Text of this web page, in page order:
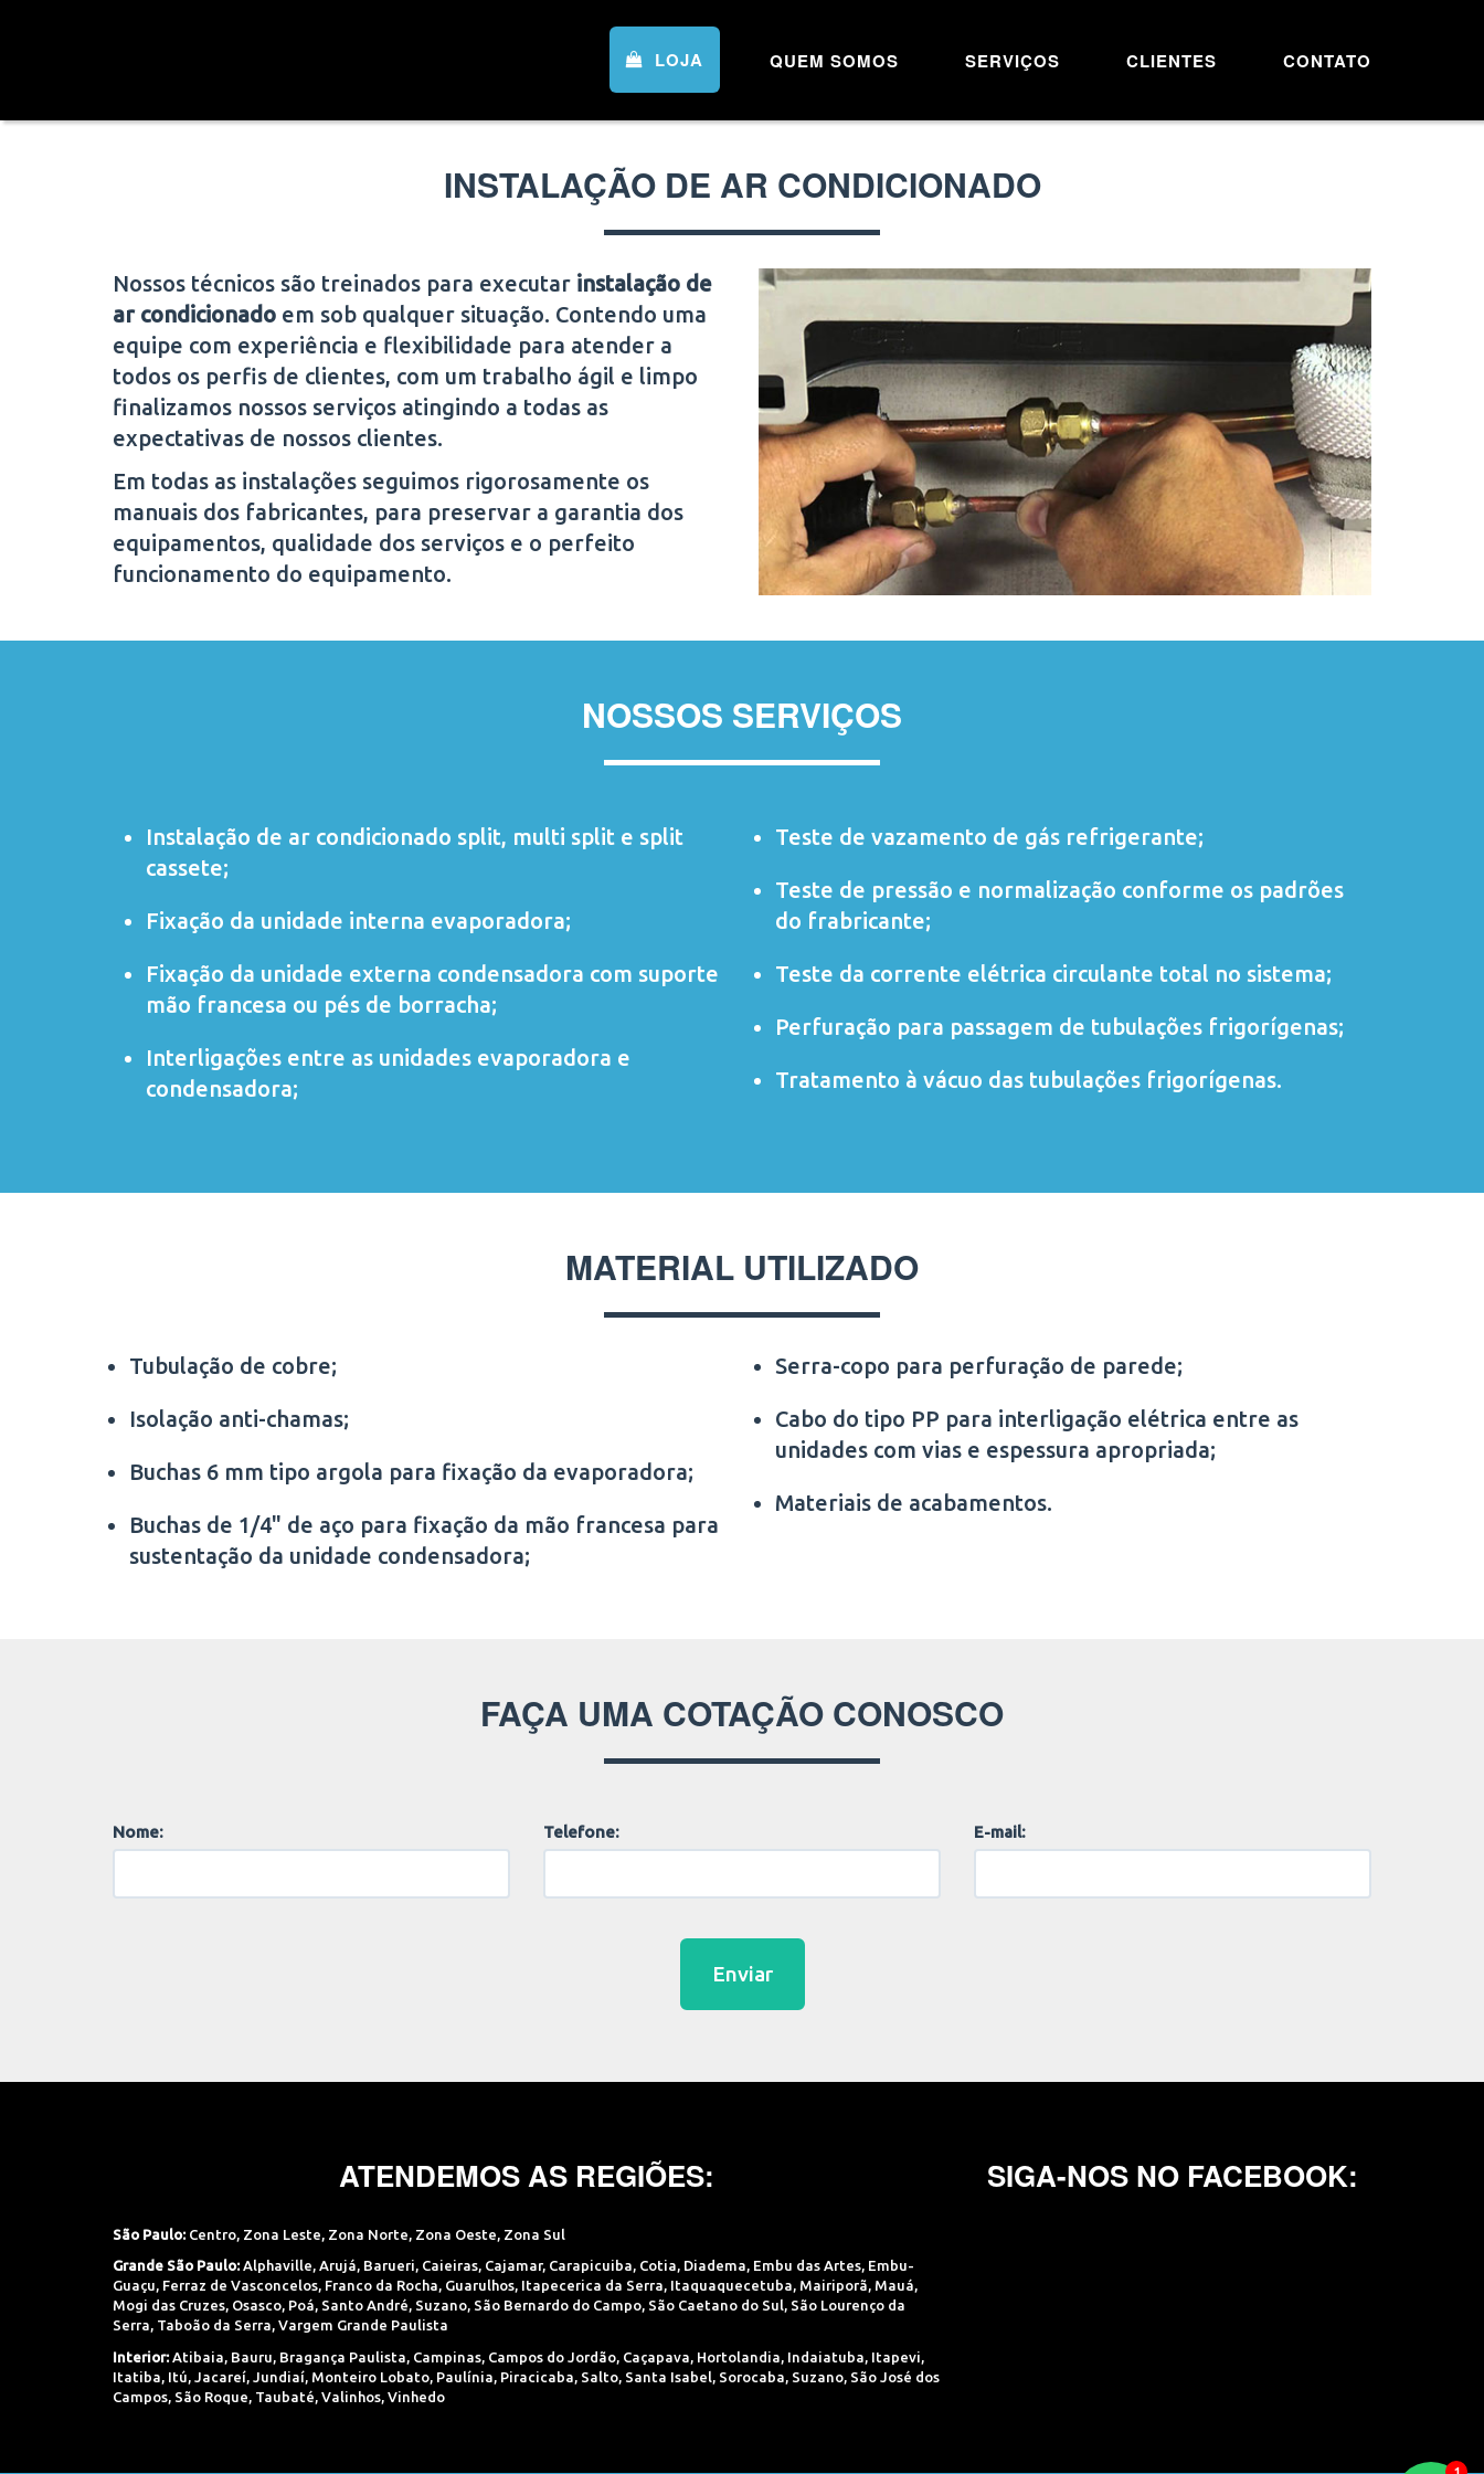
LOJA QUEM SOMOS SERVIÇOS CLIENTES CONTATO
INSTALAÇÃO DE AR CONDICIONADO
Nossos técnicos são treinados para executar instalação de
ar condicionado em sob qualquer situação. Contendo uma
equipe com experiência e flexibilidade para atender a
todos os perfis de clientes, com um trabalho ágil e limpo
finalizamos nossos serviços atingindo a todas as
expectativas de nossos clientes.
Em todas as instalações seguimos rigorosamente os
manuais dos fabricantes, para preservar a garantia dos
equipamentos, qualidade dos serviços e o perfeito
funcionamento do equipamento.
NOSSOS SERVIÇOS
Instalação de ar condicionado split, multi split e split
cassete;
Fixação da unidade interna evaporadora;
Fixação da unidade externa condensadora com suporte
mão francesa ou pés de borracha;
Interligações entre as unidades evaporadora e
condensadora;
Teste de vazamento de gás refrigerante;
Teste de pressão e normalização conforme os padrões
do frabricante;
Teste da corrente elétrica circulante total no sistema;
Perfuração para passagem de tubulações frigorígenas;
Tratamento à vácuo das tubulações frigorígenas.
MATERIAL UTILIZADO
Tubulação de cobre;
Isolação anti-chamas;
Buchas 6 mm tipo argola para fixação da evaporadora;
Buchas de 1/4" de aço para fixação da mão francesa para
sustentação da unidade condensadora;
Serra-copo para perfuração de parede;
Cabo do tipo PP para interligação elétrica entre as
unidades com vias e espessura apropriada;
Materiais de acabamentos.
FAÇA UMA COTAÇÃO CONOSCO
Nome: Telefone: E-mail:
Enviar
ATENDEMOS AS REGIÕES:
São Paulo: Centro Zona Leste Zona Norte Zona Oeste Zona Sul
Grande São Paulo: Alphaville, Arujá, Barueri, Caieiras, Cajamar, Carapicuiba, Cotia, Diadema, Embu das Artes, Embu-
Guaçu, Ferraz de Vasconcelos, Franco da Rocha, Guarulhos, Itapecerica da Serra, Itaquaquecetuba, Mairiporã, Mauá,
Mogi das Cruzes, Osasco, Poá, Santo André, Suzano, São Bernardo do Campo, São Caetano do Sul, São Lourenço da
Serra, Taboão da Serra, Vargem Grande Paulista
Interior: Atibaia Bauru Bragança Paulista Campinas Campos do Jordão Caçapava Hortolandia Indaiatuba Itapevi
Itatiba Itú Jacareí Jundiaí Monteiro Lobato Paulínia Piracicaba Salto Santa Isabel Sorocaba Suzano São José dos
Campos São Roque Taubaté Valinhos Vinhedo
SIGA-NOS NO FACEBOOK: